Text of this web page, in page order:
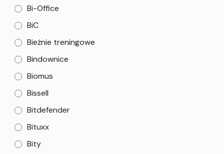
Bi-Office
BiC
Bieżnie treningowe
Bindownice
Biomus
Bissell
Bitdefender
Bituxx
Bity